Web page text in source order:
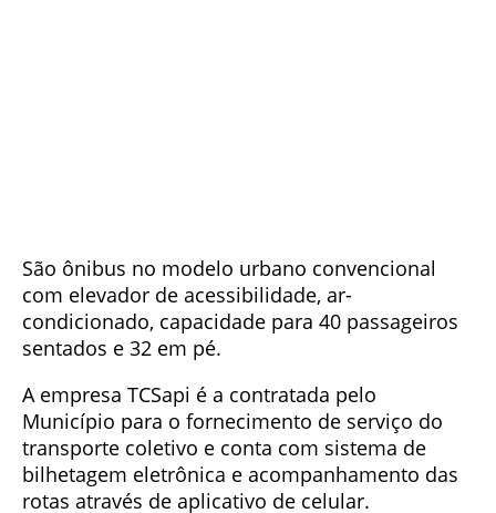
São ônibus no modelo urbano convencional
com elevador de acessibilidade, ar-
condicionado, capacidade para 40 passageiros
sentados e 32 em pé.
A empresa TCSapi é a contratada pelo
Município para o fornecimento de serviço do
transporte coletivo e conta com sistema de
bilhetagem eletrônica e acompanhamento das
rotas através de aplicativo de celular.